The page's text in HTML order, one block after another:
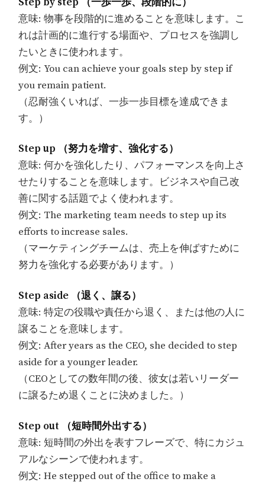
意味: 物事を段階的に進めることを意味します。こ
れは計画的に進行する場面や、プロセスを強調し
たいときに使われます。
例文: You can achieve your goals step by step if
you remain patient.
（忍耐強くいれば、一歩一歩目標を達成できま
す。）
Step up （努力を増す、強化する）
意味: 何かを強化したり、パフォーマンスを向上さ
せたりすることを意味します。ビジネスや自己改
善に関する話題でよく使われます。
例文: The marketing team needs to step up its
efforts to increase sales.
（マーケティングチームは、売上を伸ばすために
努力を強化する必要があります。）
Step aside （退く、譲る）
意味: 特定の役職や責任から退く、または他の人に
譲ることを意味します。
例文: After years as the CEO, she decided to step
aside for a younger leader.
（CEOとしての数年間の後、彼女は若いリーダー
に譲るため退くことに決めました。）
Step out （短時間外出する）
意味: 短時間の外出を表すフレーズで、特にカジュ
アルなシーンで使われます。
例文: He stepped out of the office to make a